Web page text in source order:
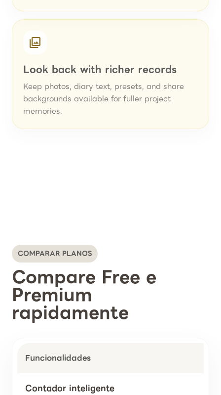
photo_library
Look back with richer records
Keep photos, diary text, presets, and share
backgrounds available for fuller project
memories.
COMPARAR PLANOS
Compare Free e
Premium
rapidamente
Funcionalidades
Contador inteligente